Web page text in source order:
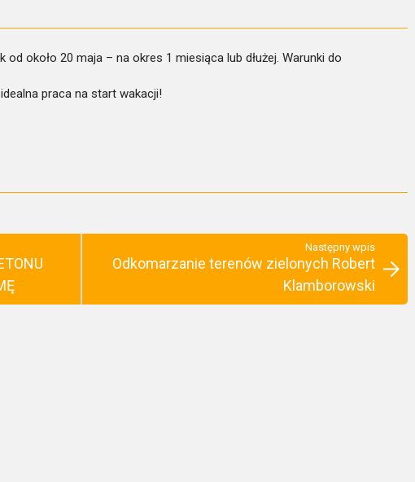
około 20 maja – na okres 1 miesiąca lub dłużej. Warunki do
praca na start wakacji!
Następny wpis
Odkomarzanie terenów zielonych Robert
Klamborowski